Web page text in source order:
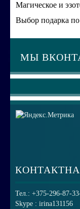
Магическое и
Выбор подарка по
МЫ
Тел.: +375-296-87-
Skype : irina131156